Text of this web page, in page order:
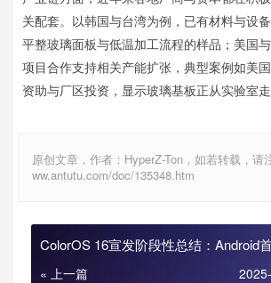
关配套。以韩国与台湾为例，已有材料与设
平整玻璃面板与低温加工流程的样品；美国
项目合作支持相关产能扩张，典型案例如美
资助与厂区投资，显示玻璃基板正从实验室走
原创文章，作者：HyperZ-Ton，如若转载，请
ww.antutu.com/doc/135348.htm
ColorOS 16宣发阶段性总结：Android
« 上一篇